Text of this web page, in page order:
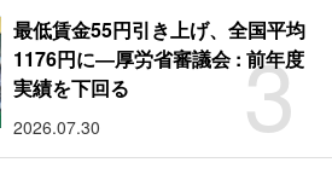
3
最低賃金55円引き上げ、全国平均
1176円に―厚労省審議会 : 前年度
実績を下回る
2026.07.30